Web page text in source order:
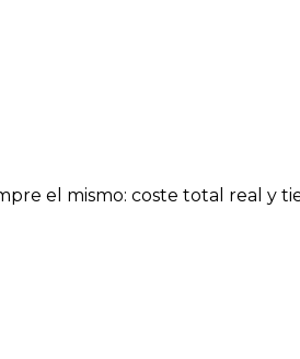
el mismo: coste total real